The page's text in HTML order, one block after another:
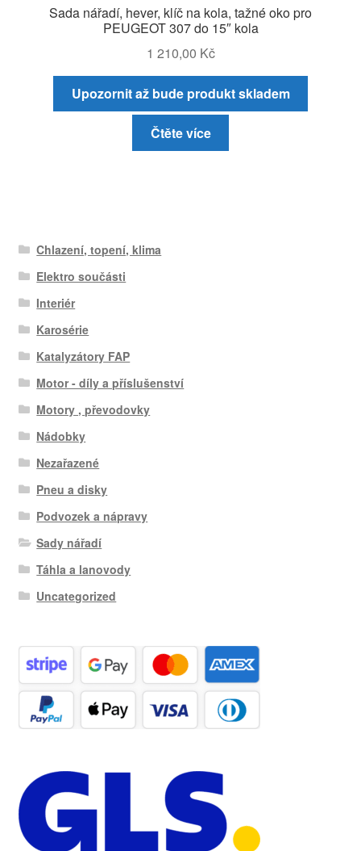
Sada nářadí, hever, klíč na kola, tažné oko pro
PEUGEOT 307 do 15″ kola
1 210,00 Kč
Upozornit až bude produkt skladem
Čtěte více
Chlazení, topení, klima
Elektro součásti
Interiér
Karosérie
Katalyzátory FAP
Motor - díly a příslušenství
Motory , převodovky
Nádobky
Nezařazené
Pneu a disky
Podvozek a nápravy
Sady nářadí
Táhla a lanovody
Uncategorized